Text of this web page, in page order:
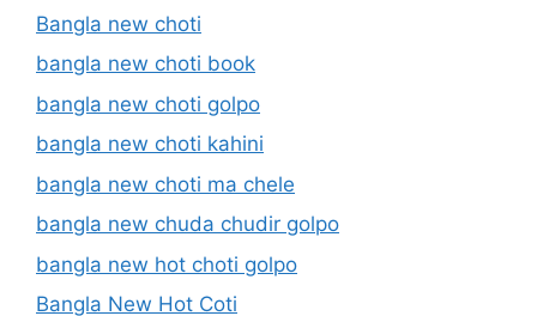
Bangla new choti
bangla new choti book
bangla new choti golpo
bangla new choti kahini
bangla new choti ma chele
bangla new chuda chudir golpo
bangla new hot choti golpo
Bangla New Hot Coti